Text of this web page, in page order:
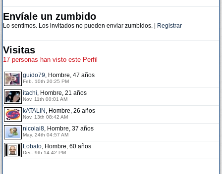
Envíale un zumbido
Lo sentimos. Los invitados no pueden enviar zumbidos. | Registrar
Visitas
17 personas han visto este Perfil
guido79, Hombre, 47 años
Feb. 10th 20:25 PM
itachi, Hombre, 21 años
Nov. 11th 00:01 AM
kATALIN , Hombre, 26 años
Nov. 13th 08:42 AM
nicolai8, Hombre, 37 años
May. 24th 04:57 AM
Lobato, Hombre, 60 años
Dec. 9th 14:42 PM